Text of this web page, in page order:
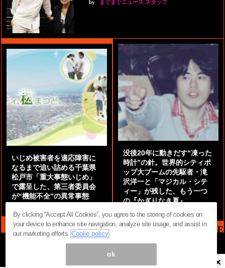
by まぐまぐニュース スタッフ
いじめ被害者を適応障害に
なるまで追い詰める千葉県
松戸市「重大事態いじめ」
で露呈した、第三者委員会
が“機能不全”の異常事態
没後20年に動きだす“凍った
時計”の針。世界的シティポ
ップ大ブームの先駆者・滝
沢洋一と「マジカル・シテ
ィー」が残した、もう一つ
の『かぎりなき夏』
MAG2 NEWS HEADLINE
ページ内の商標は全て商標権者に属します。無断転載を禁じます。 © ×
By clicking “Accept All Cookies”, you agree to the storing of cookies on
your device to enhance site navigation, analyze site usage, and assist in
our marketing efforts.Coolie policy
ok